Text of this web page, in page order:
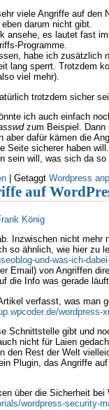
viele Angriffe auf den
darum nicht gibt.
ansehe, es lautet fast
Programme.
habe ich zusätzlich
lang sperrt. Trotzdem
viel mehr).
trotzdem sicher
ich auch einfach
zum Beispiel. Dann
dafür kämen die
Seite sicherer haben will.
sein will, was sich da so
Getaggt Wordpress
auf
König
Inzwischen nicht mehr
so ähnlich, wie hier zu
und-was-ich-
Email) von Angriffen
die Info was gerade
verfasst, was man
wordpress-
Schnittstelle gibt und
nicht für Laien
den Rest der Welt
Plugin, das Angriffe
über die Sicherheit
wordpress-security-